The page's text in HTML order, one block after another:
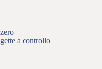
a controllo